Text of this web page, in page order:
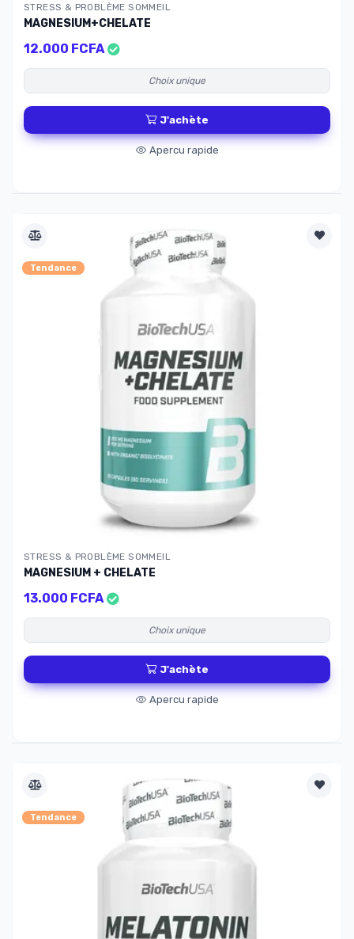
STRESS & PROBLÈME SOMMEIL
MAGNESIUM+CHELATE
12.000 FCFA
Choix unique
J'achète
Apercu rapide
Tendance
STRESS & PROBLÈME SOMMEIL
MAGNESIUM + CHELATE
13.000 FCFA
Choix unique
J'achète
Apercu rapide
Tendance